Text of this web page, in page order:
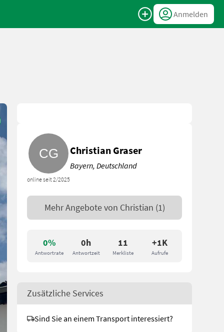
Anmelden
0%
Antwortrate
0h
Antwortzeit
11
Merkliste
+1K
Aufrufe
online seit 2/2025
Christian Graser
Bayern, Deutschland
Mehr Angebote von Christian (1)
Zusätzliche Services
Sind Sie an einem Transport interessiert?